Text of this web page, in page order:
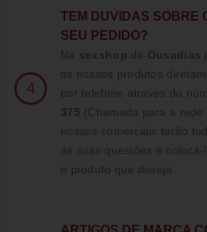
4
TE M DUVIDAS SOBRE
SEU PEDIDO?
Na sexshop da Ousadias
os nossos produtos
por telefone através do
375 (Chamada para a rede
nossos comerciais terão
ás suas questões e
o produto que deseja.